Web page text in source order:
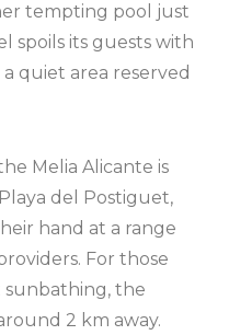
tempting pool just
spoils its guests with
quiet area reserved
Melia Alicante is
del Postiguet,
hand at a range
For those
sunbathing, the
2 km away.